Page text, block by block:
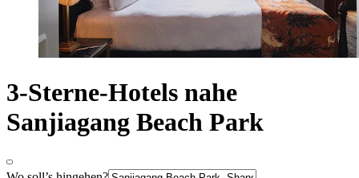
3-Sterne-Hotels nahe
Sanjiagang Beach Park